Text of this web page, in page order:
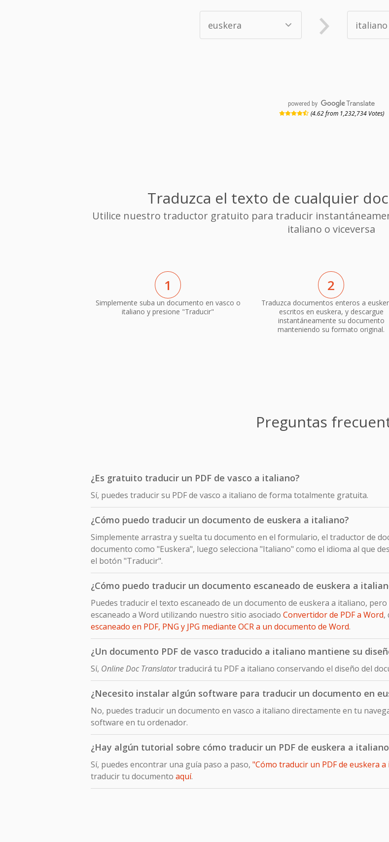
powered by
(4.62 from 1,232,734 Votes)
Traduzca el texto de cualquier
Utilice nuestro traductor gratuito para traducir
italiano o viceversa
1
Simplemente suba un documento en vasco o
italiano y presione "Traducir"
2
Traduzca documentos enteros a
escritos en euskera, y descargue
instantáneamente su documento
manteniendo su formato original.
Preguntas
¿Es gratuito traducir un PDF de vasco a italiano?
Sí, puedes traducir su PDF de vasco a italiano de forma totalmente gratuita.
¿Cómo puedo traducir un documento de euskera a italiano?
Simplemente arrastra y suelta tu documento en el formulario, el traductor de
documento como "Euskera", luego selecciona "Italiano" como el idioma al que
el botón "Traducir".
¿Cómo puedo traducir un documento escaneado de euskera a
Puedes traducir el texto escaneado de un documento de euskera a italiano,
escaneado a Word utilizando nuestro sitio asociado Convertidor de PDF a Word,
escaneado en PDF, PNG y JPG mediante OCR a un documento de Word.
¿Un documento PDF de vasco traducido a italiano mantiene su
Sí, Online Doc Translatortraducirá tu PDF a italiano conservando el diseño del
¿Necesito instalar algún software para traducir un documento en
No, puedes traducir un documento en vasco a italiano directamente en tu
software en tu ordenador.
¿Hay algún tutorial sobre cómo traducir un PDF de euskera a
Sí, puedes encontrar una guía paso a paso, "Cómo traducir un PDF de euskera
traducir tu documento aquí.